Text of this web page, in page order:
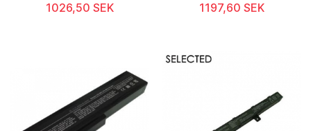
1026,50 SEK 1197,60 SEK